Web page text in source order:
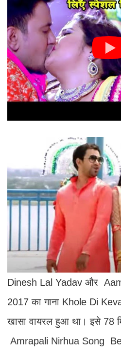
Dinesh Lal Yadav और
2017 का गाना Khole Di
खासा वायरल हुआ था। इसे 78
Amrapali Nirhua Song